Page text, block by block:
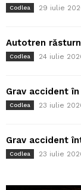
Codlea 29 iulie
Autotren
Codlea 24 iulie
Grav accident
Codlea 23 iulie
Grav accident
Codlea 23 iulie